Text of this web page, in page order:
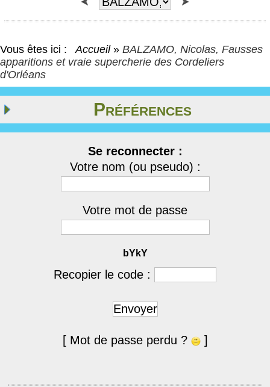
Vous êtes ici : Accueil » BALZAMO, Nicolas, Fausses
apparitions et vraie supercherie des Cordeliers
d'Orléans
Préférences
Se reconnecter :
Votre nom (ou pseudo) :
Votre mot de passe
bYkY
Recopier le code :
Envoyer
[ Mot de passe perdu ? ]